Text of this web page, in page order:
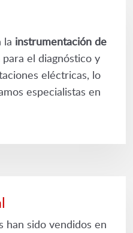
la instrumentación de
para el diagnóstico y
eléctricas, lo
especialistas en
han sido vendidos en